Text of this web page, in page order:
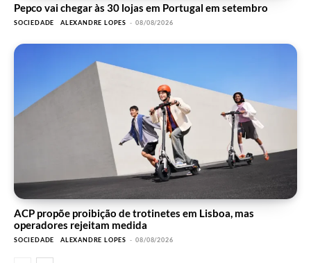
Pepco vai chegar às 30 lojas em Portugal em setembro
SOCIEDADE ALEXANDRE LOPES - 08/08/2026
ACP propõe proibição de trotinetes em Lisboa, mas
operadores rejeitam medida
SOCIEDADE ALEXANDRE LOPES - 08/08/2026